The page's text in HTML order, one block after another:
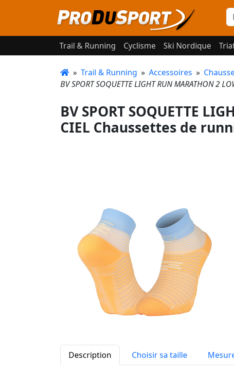
Trail & Running Cyclisme Ski Nordique
» Trail & Running » Accessoires »
BV SPORT SOQUETTE LIGHT RUN MARATHON 2
BV SPORT SOQUETTE
CIEL Chaussettes de
Description Choisir sa taille